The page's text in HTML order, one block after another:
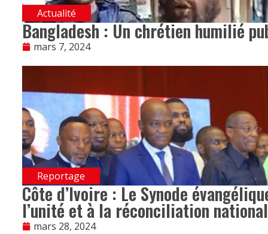
Actualité
Bangladesh : Un chrétien humilié
mars 7, 2024
Reportage
Côte d’Ivoire : Le Synode
l’unité et à la réconciliation
mars 28, 2024